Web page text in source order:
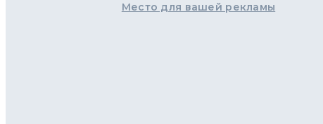
Место для вашей рекламы